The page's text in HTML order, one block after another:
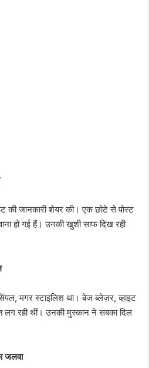
की जानकारी शेयर की। एक छोटे से पोस्ट
हो गई हैं। उनकी खुशी साफ दिख रही
मगर स्टाइलिश था। बेज ब्लेज़र, व्हाइट
लग रही थीं। उनकी मुस्कान ने सबका दिल
जलवा